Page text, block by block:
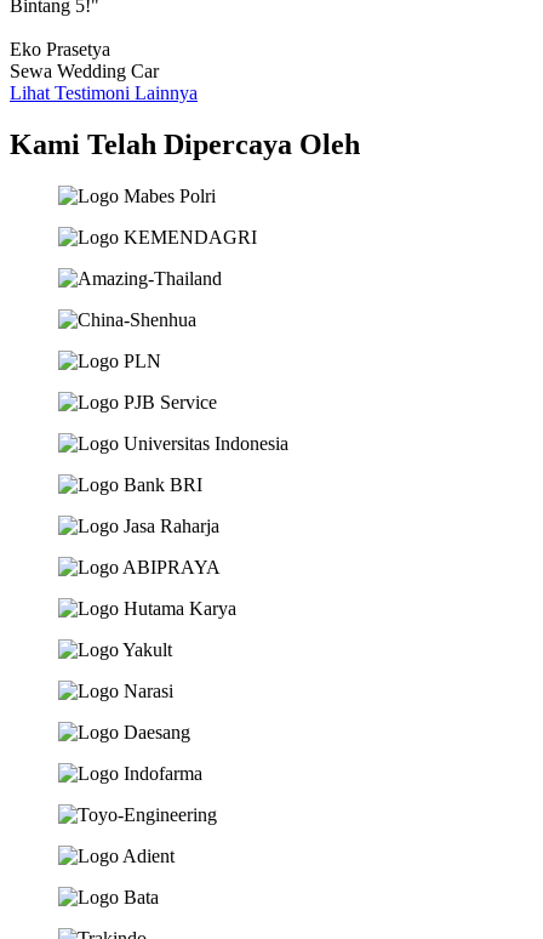
Bintang 5!"
Eko Prasetya
Sewa Wedding Car
Lihat Testimoni Lainnya
Kami Telah Dipercaya Oleh